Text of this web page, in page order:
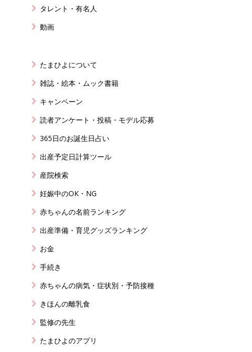
タレント・有名人
動画
たまひよについて
雑誌・絵本・ムック書籍
キャンペーン
読者アンケート・投稿・モデル応募
365日のお誕生日占い
出産予定日計算ツール
産院検索
妊娠中のOK・NG
赤ちゃんの名前ランキング
出産準備・育児グッズランキング
お金
手続き
赤ちゃんの病気・症状別・予防接種
きほんの離乳食
監修の先生
たまひよのアプリ